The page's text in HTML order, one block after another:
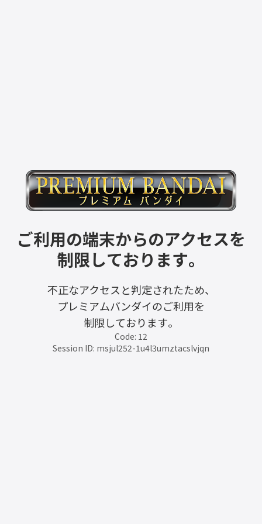
ご利用の端末からのアクセスを
制限しております。
不正なアクセスと判定されたため、
プレミアムバンダイのご利用を
制限しております。
Code: 12
Session ID: msjul252-1u4l3umztacslvjqn